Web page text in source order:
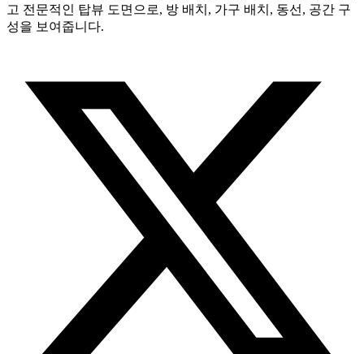
고 전문적인 탑뷰 도면으로, 방 배치, 가구 배치, 동선, 공간 구
성을 보여줍니다.